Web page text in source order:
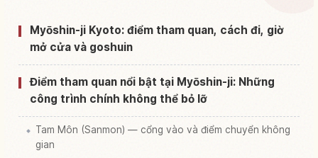
Tìm trải nghiệm tại Chùa Myoushin Tera↗
Myōshin-ji Kyoto: điểm tham quan, cách đi, giờ
mở cửa và goshuin
Điểm tham quan nổi bật tại Myōshin-ji: Những
công trình chính không thể bỏ lỡ
Tam Môn (Sanmon) — cổng vào và điểm chuyển không
gian